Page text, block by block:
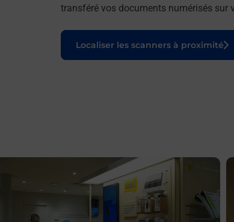
transféré vos documents numérisés sur
Localiser les scanners à proximité
Le lien s'ouvre dans un nouvel onglet
plus